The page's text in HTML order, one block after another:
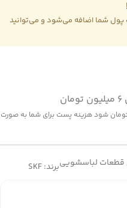
پول شما اضافه می‌شود و می‌توانید
حساب شما بالای 6 میلیون تومان شود هزینه پست برای شما به صورت
قطعات لباسشوییبرند:SKF